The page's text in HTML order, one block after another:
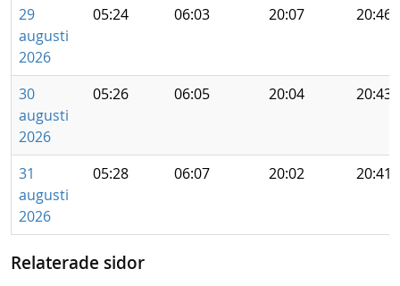
29
augusti
2026
05:24 06:03 20:07 20:46
30
augusti
2026
05:26 06:05 20:04 20:43
31
augusti
2026
05:28 06:07 20:02 20:41
Relaterade sidor